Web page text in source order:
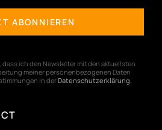
ich den Newsletter mit den aktuellsten
meiner personenbezogenen Daten
in derDatenschutzerklärung.